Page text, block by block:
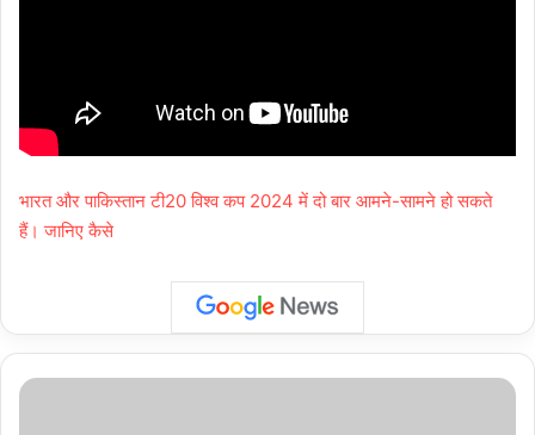
भारत और पाकिस्तान टी20 विश्व कप 2024 में दो बार आमने-सामने हो सकते
हैं। जानिए कैसे
उत्तर